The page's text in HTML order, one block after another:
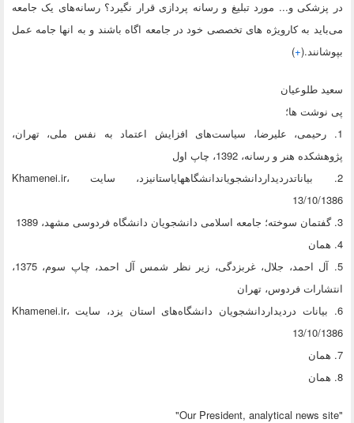
در پزشکی و... مورد تبلیغ و رسانه پردازی قرار نگیرد؟ رسانه‌های یک جامعه
می‌باید به کارویژه های تخصصی خود در جامعه اگاه باشند و به انها جامه عمل
بپوشانند.(+
)
سعید طلوعیان
پی نوشت ها؛
1. رحیمی، علیرضا، سیاست‌های افزایش اعتماد به نفس ملی، تهران،
پژوهشکده هنر و رسانه، 1392، چاپ اول
2. بیاناتدردیداردانشجویاندانشگاههایاستانیزد، سایت Khamenei.ir،
13/10/1386
3. گفتمان سوخته؛ جامعه اسلامی دانشجویان دانشگاه فردوسی مشهد، 1389
4. همان
5. آل احمد، جلال، غربزدگی، زیر نظر شمس آل احمد، چاپ سوم، 1375،
انتشارات فردوس، تهران
6. بیانات دردیداردانشجویان دانشگاه‌های استان یزد، سایت Khamenei.ir،
13/10/1386
7. همان
8. همان
"Our President, analytical news site"